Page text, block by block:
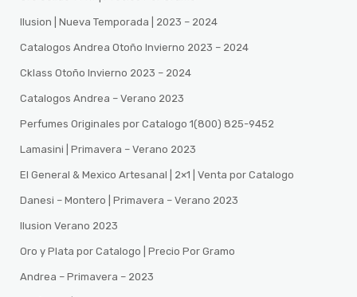
Ilusion | Nueva Temporada | 2023 – 2024
Catalogos Andrea Otoño Invierno 2023 – 2024
Cklass Otoño Invierno 2023 – 2024
Catalogos Andrea – Verano 2023
Perfumes Originales por Catalogo 1(800) 825-9452
Lamasini | Primavera – Verano 2023
El General & Mexico Artesanal | 2×1 | Venta por Catalogo
Danesi – Montero | Primavera – Verano 2023
Ilusion Verano 2023
Oro y Plata por Catalogo | Precio Por Gramo
Andrea – Primavera – 2023